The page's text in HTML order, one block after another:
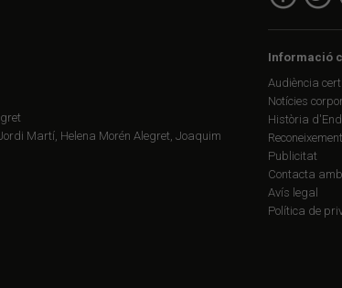
Martí, Helena Morén Alegret, Joaquim
Informació
Audiència
Notícies
Història
Publicitat
Contacta
Avís legal
Política de